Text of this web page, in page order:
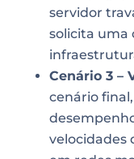
servidor
solicita uma
Cenário 3 –
cenário
velocidades